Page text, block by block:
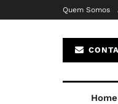
Quem Somos
Home